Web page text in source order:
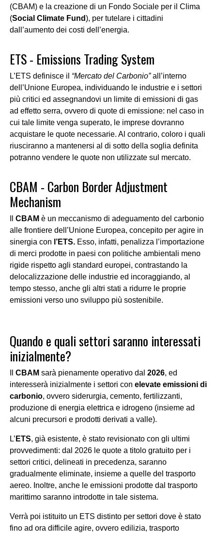
(CBAM) e la creazione di un Fondo Sociale per il Clima
(Social Climate Fund), per tutelare i cittadini
dall’aumento dei costi dell’energia.
ETS- Emissions Trading System
L’ETS definisce il “Mercato del Carbonio”all’interno
dell’Unione Europea, individuando le industrie e i settori
più critici ed assegnandovi un limite di emissioni di gas
ad effetto serra, ovvero di quote di emissione: nel caso in
cui tale limite venga superato, le imprese dovranno
acquistare le quote necessarie. Al contrario, coloro i quali
riusciranno a mantenersi al di sotto della soglia definita
potranno vendere le quote non utilizzate sul mercato.
CBAM - Carbon BorderAdjustment
Mechanism
C BAM è un meccanismo di adeguamento del carbonio
alle frontiere dell’Unione Europea, concepito per agire in
sinergia con l’ETS. Esso, infatti, penalizza l’importazione
di merci prodotte in paesi con politiche ambientali meno
rigide rispetto agli standard europei, contrastando la
delocalizzazione delle industrie ed incoraggiando, al
tempo stesso, anche gli altri stati a ridurre le proprie
emissioni verso uno sviluppo più sostenibile.
Quando e quali settori saranno interessati
inizialmente?
CBAM sarà pienamente operativo dal 2026, ed
interesserà inizialmente i settori con elevate emissioni di
carbonio, ovvero siderurgia, cemento, fertilizzanti,
produzione di energia elettrica e idrogeno (insieme ad
alcuni precursori e prodotti derivati a valle).
L’ ETS, già esistente, è stato revisionato con gli ultimi
provvedimenti: dal 2026 le quote a titolo gratuito per i
settori critici, delineati in precedenza, saranno
gradualmente eliminate, insieme a quelle del trasporto
aereo. Inoltre, anche le emissioni prodotte dal trasporto
marittimo saranno introdotte in tale sistema.
Verrà poi istituito un ETS distinto per settori dove è stato
fino ad ora difficile agire, ovvero edilizia, trasporto